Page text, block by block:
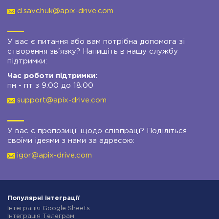
d.savchuk@apix-drive.com
У вас є питання або вам потрібна допомога зі
створення зв'язку? Напишіть в нашу службу
підтримки:
Час роботи підтримки:
пн - пт з 9:00 до 18:00
support@apix-drive.com
У вас є пропозиції щодо співпраці? Поділіться
своїми ідеями з нами за адресою:
igor@apix-drive.com
Популярні інтеграції
Інтеграція Google Sheets
Інтеграція Телеграм